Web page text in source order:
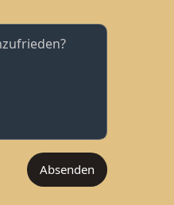
Absenden